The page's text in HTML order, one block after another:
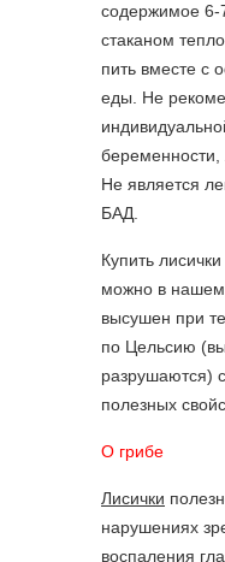
содержимое 6-
стаканом
пить вместе с
еды. Не
беременности,
Не является
БАД.
Купить
можно в нашем
высушен при
по Цельсию
разрушаются)
полезных
О грибе
Лисички
нарушениях
воспаления